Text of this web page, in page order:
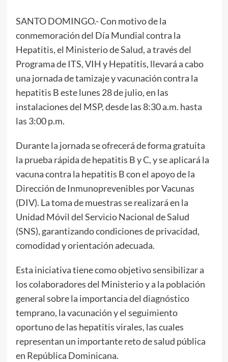
SANTO DOMINGO.- Con motivo de la
conmemoración del Día Mundial contra la
Hepatitis, el Ministerio de Salud, a través del
Programa de ITS, VIH y Hepatitis, llevará a cabo
una jornada de tamizaje y vacunación contra la
hepatitis B este lunes 28 de julio, en las
instalaciones del MSP, desde las 8:30 a.m. hasta
las 3:00 p.m.
Durante la jornada se ofrecerá de forma gratuita
la prueba rápida de hepatitis B y C, y se aplicará la
vacuna contra la hepatitis B con el apoyo de la
Dirección de Inmunoprevenibles por Vacunas
(DIV). La toma de muestras se realizará en la
Unidad Móvil del Servicio Nacional de Salud
(SNS), garantizando condiciones de privacidad,
comodidad y orientación adecuada.
Esta iniciativa tiene como objetivo sensibilizar a
los colaboradores del Ministerio y a la población
general sobre la importancia del diagnóstico
temprano, la vacunación y el seguimiento
oportuno de las hepatitis virales, las cuales
representan un importante reto de salud pública
en República Dominicana.